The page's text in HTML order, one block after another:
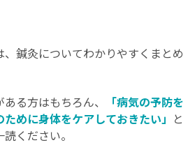
、鍼灸についてわかりやすくまとめ
る方はもちろん、
「病気の予防を
めに身体をケアしておきたい」 と
ください。